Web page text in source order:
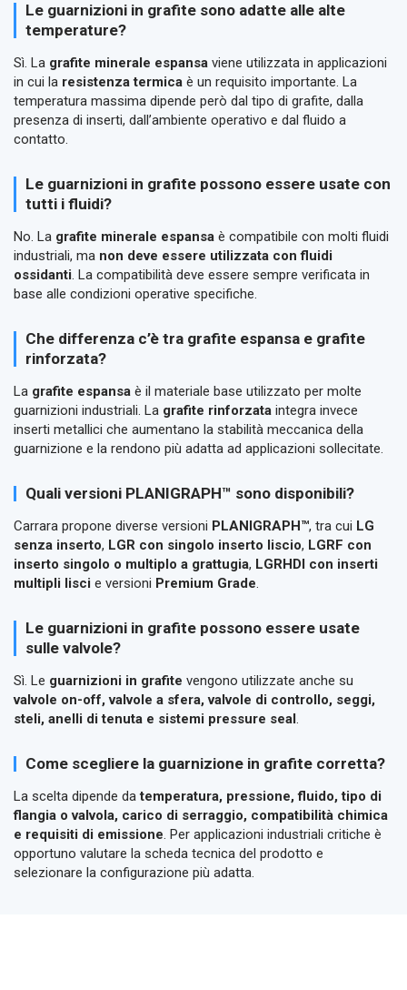
Le guarnizioni in grafite sono adatte alle alte
temperature?
Sì. La grafite minerale espansa viene utilizzata in applicazioni
in cui la resistenza termica è un requisito importante. La
temperatura massima dipende però dal tipo di grafite, dalla
presenza di inserti, dall’ambiente operativo e dal fluido a
contatto.
Le guarnizioni in grafite possono essere usate con
tutti i fluidi?
No. La grafite minerale espansa è compatibile con molti fluidi
industriali, ma non deve essere utilizzata con fluidi
ossidanti. La compatibilità deve essere sempre verificata in
base alle condizioni operative specifiche.
Che differenza c’è tra grafite espansa e grafite
rinforzata?
La grafite espansa è il materiale base utilizzato per molte
guarnizioni industriali. La grafite rinforzata integra invece
inserti metallici che aumentano la stabilità meccanica della
guarnizione e la rendono più adatta ad applicazioni sollecitate.
Quali versioni PLANIGRAPH™ sono disponibili?
Carrara propone diverse versioni PLANIGRAPH™, tra cui LG
senza inserto, LGR con singolo inserto liscio, LGRF con
inserto singolo o multiplo a grattugia, LGRHDI con inserti
multipli lisci e versioni Premium Grade.
Le guarnizioni in grafite possono essere usate
sulle valvole?
Sì. Le guarnizioni in grafite vengono utilizzate anche su
valvole on-off, valvole a sfera, valvole di controllo, seggi,
steli, anelli di tenuta e sistemi pressure seal .
Come scegliere la guarnizione in grafite corretta?
La scelta dipende datemperatura, pressione, fluido, tipo di
flangia o valvola, carico di serraggio, compatibilità chimica
e requisiti di emissione. Per applicazioni industriali critiche è
opportuno valutare la scheda tecnica del prodotto e
selezionare la configurazione più adatta.